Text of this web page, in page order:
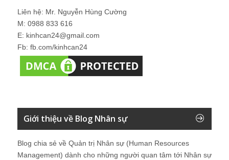
Liên hệ: Mr. Nguyễn Hùng Cường
M: 0988 833 616
E: kinhcan24@gmail.com
Fb: fb.com/kinhcan24
Giới thiệu về Blog Nhân sự
Blog chia sẻ về Quản trị Nhân sự (Human Resources
Management) dành cho những người quan tâm tới Nhân sự